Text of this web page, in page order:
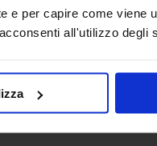
e per capire come viene
all'utilizzo degli